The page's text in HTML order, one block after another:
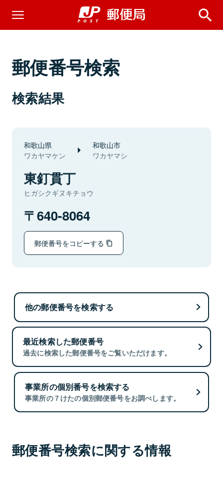
郵便番号検索
検索結果
和歌山県
ワカヤマケン
和歌山市
ワカヤマシ
東釘貫丁
ヒガシクギヌキチョウ
640-8064
郵便番号をコピーする
他の郵便番号を検索する
最近検索した郵便番号
過去に検索した郵便番号をご覧いただけます。
事業所の個別番号を検索する
事業所の７けたの個別郵便番号をお調べします。
郵便番号検索に関する情報